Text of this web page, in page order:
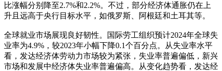
比涨幅分别降至2.7%和2.2%。不过，部分经济体通胀仍在上
升且远高于央行目标水平，如俄罗斯、阿根廷和土耳其等。
全球就业市场展现良好韧性。国际劳工组织预计2024年全球失
业率为4.9%，较2023年小幅下降0.1个百分点。从失业率水平
看，发达经济体劳动力市场较为紧张，失业率普遍偏低，新兴
市场和发展中经济体失业率普遍偏高。从变化趋势看，发达经